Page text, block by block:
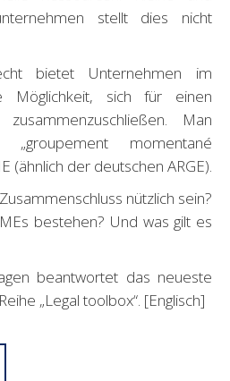
stellt dies nicht
bietet Unternehmen im
Möglichkeit, sich für einen
Man
momentané
(ähnlich der deutschen ARGE).
nützlich sein?
bestehen? Und was gilt es
beantwortet das neueste
„Legal toolbox“. [Englisch]